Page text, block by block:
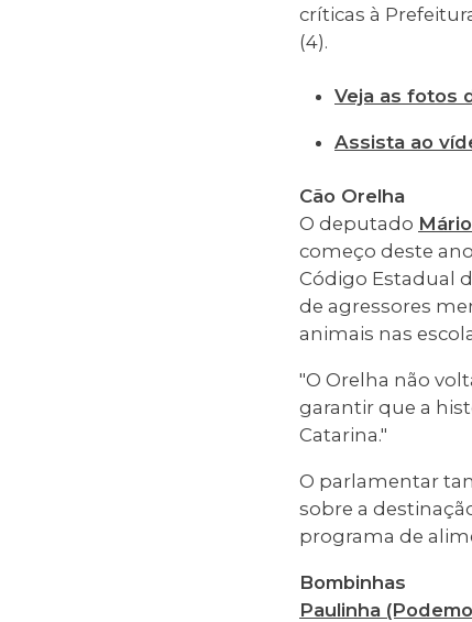
críticas à
(4).
Veja as fotos
Assista ao
Cão Orelha
O deputado
começo deste
Código Estadual
de agressores
animais nas
"O Orelha não
garantir que a
Catarina."
O parlamentar
sobre a
programa de
Bombinhas
Paulinha